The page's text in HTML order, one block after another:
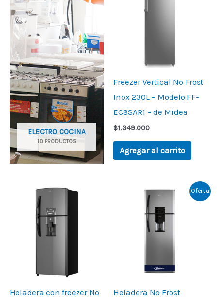
ELECTRO COCINA
10 PRODUCTOS
Freezer Vertical No Frost
Inox 230L – Modelo FF-
EC8SAR1 – de Midea
$1.349.000
Agregar al carrito
Heladera con freezer No
¡Oferta!
Heladera No Frost
Original
price
was:
$1.199.000.
Current
price